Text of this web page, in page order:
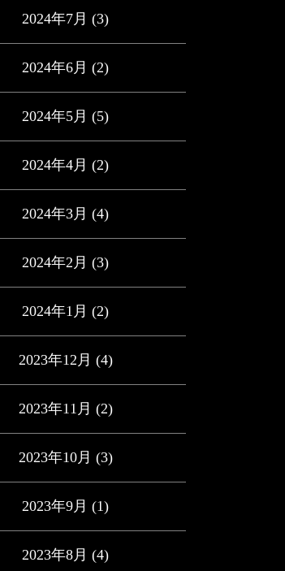
2024年7月 (3)
2024年6月 (2)
2024年5月 (5)
2024年4月 (2)
2024年3月 (4)
2024年2月 (3)
2024年1月 (2)
2023年12月 (4)
2023年11月 (2)
2023年10月 (3)
2023年9月 (1)
2023年8月 (4)